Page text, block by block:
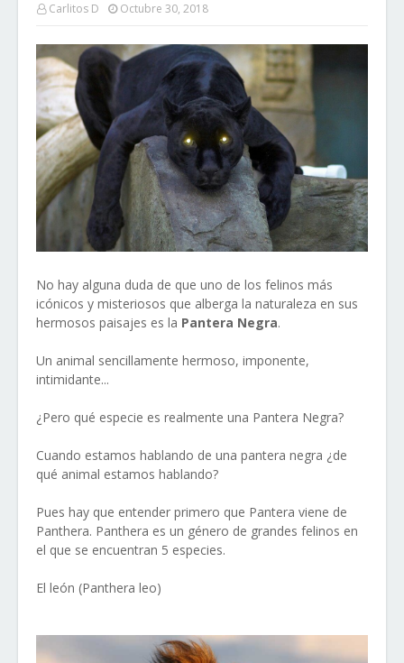
Carlitos D Octubre 30, 2018
No hay alguna duda de que uno de los felinos más
icónicos y misteriosos que alberga la naturaleza en sus
hermosos paisajes es la Pantera Negra.
Un animal sencillamente hermoso, imponente,
intimidante...
¿Pero qué especie es realmente una Pantera Negra?
Cuando estamos hablando de una pantera negra ¿de
qué animal estamos hablando?
Pues hay que entender primero que Pantera viene de
Panthera. Panthera es un género de grandes felinos en
el que se encuentran 5 especies.
El león (Panthera leo)